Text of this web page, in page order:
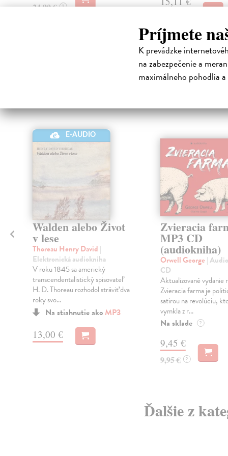
Príjmete
K prevádzke
na zabezpečenie a
maximálneho pohodlia
24,90 € ?
E-AUDIO
Walden alebo Život
v lese
Thoreau Henry David |
Elektronická audiokniha
V roku 1845 sa americký
transcendentalistický spisovateľ
H. D. Thoreau rozhodol stráviť dva
roky svo...
Na stiahnutie ako MP3
13,00 €
Zvieracia
MP3 CD
(audiokniha)
Orwell George |
CD
Aktualizované vydanie
Zvieracia farma je
satirou na revolúciu,
vymkla z r...
Na sklade ?
9,45 €
9,95 € ?
Ďalšie z